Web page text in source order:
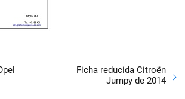
Ficha reducida Citroën
Jumpy de 2014